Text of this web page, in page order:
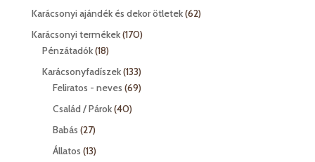
termék
Karácsonyi ajándék és dekor ötletek 6262
Karácsonyi termékek 170170
Pénzátadók 1818
termék
Karácsonyfadíszek 133133
termék
Feliratos - neves 6969
Család / Párok 4040
Babás 2727
termék
Állatos 1313